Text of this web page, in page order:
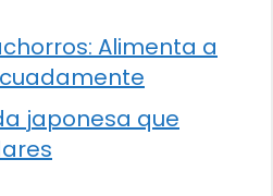
Alimenta a
japonesa que